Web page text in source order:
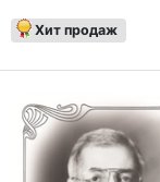
Хит продаж